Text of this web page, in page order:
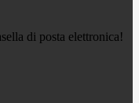
di posta elettronica!